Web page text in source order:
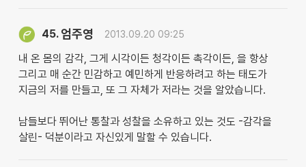
45. 엄주영 2013.09.20 09:25
내 온 몸의 감각, 그게 시각이든 청각이든 촉각이든, 을 항상
그리고 매 순간 민감하고 예민하게 반응하려고 하는 태도가
지금의 저를 만들고, 또 그 자체가 저라는 것을 알았습니다.
남들보다 뛰어난 통찰과 성찰을 소유하고 있는 것도 -감각을
살린- 덕분이라고 자신있게 말할 수 있습니다.